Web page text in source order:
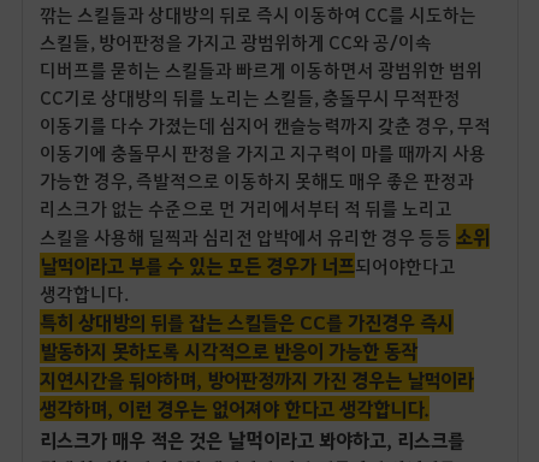
깎는 스킬들과 상대방의 뒤로 즉시 이동하여 CC를 시도하는
스킬들, 방어판정을 가지고 광범위하게 CC와 공/이속
디버프를 묻히는 스킬들과 빠르게 이동하면서 광범위한 범위
CC기로 상대방의 뒤를 노리는 스킬들, 충돌무시 무적판정
이동기를 다수 가졌는데 심지어 캔슬능력까지 갖춘 경우, 무적
이동기에 충돌무시 판정을 가지고 지구력이 마를 때까지 사용
가능한 경우, 즉발적으로 이동하지 못해도 매우 좋은 판정과
리스크가 없는 수준으로 먼 거리에서부터 적 뒤를 노리고
스킬을 사용해 딜찍과 심리전 압박에서 유리한 경우 등등 소위
날먹이라고 부를 수 있는 모든 경우가 너프되어야한다고
생각합니다.
특히 상대방의 뒤를 잡는 스킬들은 CC를 가진경우 즉시
발동하지 못하도록 시각적으로 반응이 가능한 동작
지연시간을 둬야하며, 방어판정까지 가진 경우는 날먹이라
생각하며, 이런 경우는 없어져야 한다고 생각합니다.
리스크가 매우 적은 것은 날먹이라고 봐야하고, 리스크를